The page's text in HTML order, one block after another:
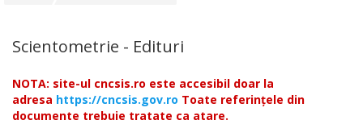
Scientometrie - Edituri
NOTA: site-ul cncsis.ro este accesibil doar la
adresa https://cncsis.gov.ro Toate referințele din
documente trebuie tratate ca atare.